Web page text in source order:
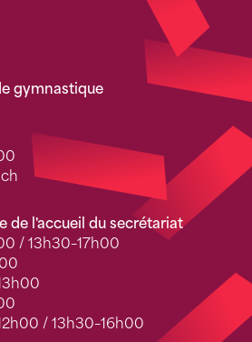
gymnastique
de l'accueil du secrétariat
/ 13h30–17h00
/ 13h30–16h00